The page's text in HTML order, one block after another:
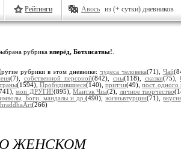
Рейтинги Авось из (+ сутки) дневников
рубрика вперёд, Ботхисатвы!
рубрики в этом дневнике: чудеса человека(71), Чай
(7), собственной персоной(842), сны(118), сказки(75),
(1594),Пробудившиеся(140),притчи(49),пост одного
мои ДРУГИ!(895), Мантэк Чиа(2), личное творчество
Боги, мандалы и др.(490),жизньвтурции(71),
(266)
О ЖЕНСКОМ